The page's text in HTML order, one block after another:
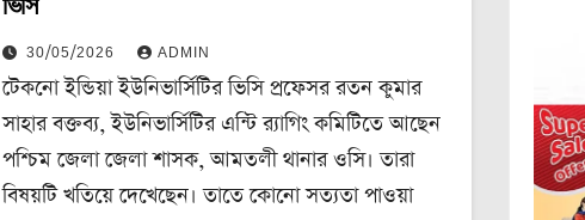
30/05/2026 ADMIN
টেকনো ইন্ডিয়া ইউনিভার্সিটির ভিসি প্রফেসর রতন কুমার
সাহার বক্তব্য, ইউনিভার্সিটির এন্টি র‍্যাগিং কমিটিতে আছেন
পশ্চিম জেলা জেলা শাসক, আমতলী থানার ওসি। তারা
বিষয়টি খতিয়ে দেখেছেন। তাতে কোনো সত্যতা পাওয়া